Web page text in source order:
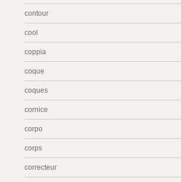
contour
cool
coppia
coque
coques
cornice
corpo
corps
correcteur